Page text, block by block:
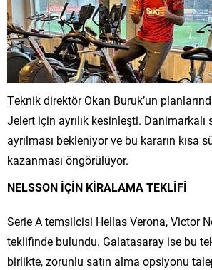
Teknik direktör Okan Buruk’un
Jelert için ayrılık kesinleşti. Danimarkalı
ayrılması bekleniyor ve bu kararın kısa
kazanması öngörülüyor.
NELSSON İÇİN KİRALAMA TEKLİFİ
Serie A temsilcisi Hellas Verona, Victor
teklifinde bulundu. Galatasaray ise bu
birlikte, zorunlu satın alma opsiyonu